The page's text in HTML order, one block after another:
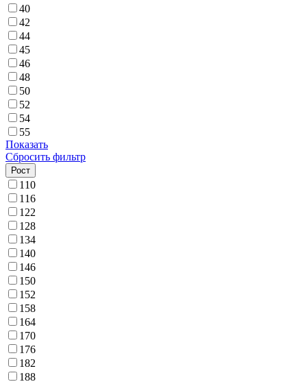
40
42
44
45
46
48
50
52
54
55
Показать
Сбросить фильтр
Рост
110
116
122
128
134
140
146
150
152
158
164
170
176
182
188